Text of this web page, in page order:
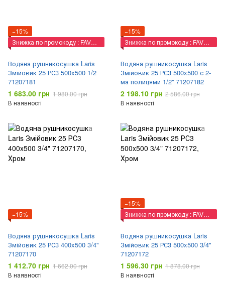
−15%
Знижка по промокоду : FAVORIT
Водяна рушникосушка Laris
Змійовик 25 РС3 500x500 1/2
71207181
1 683.00 грн 1 980.00 грн
В наявності
−15%
Знижка по промокоду : FAVORIT
Водяна рушникосушка Laris
Змійовик 25 РС3 500x500 с 2-
ма полицями 1/2'' 71207182
2 198.10 грн 2 586.00 грн
В наявності
−15%
Водяна рушникосушка Laris
Змійовик 25 РС3 400x500 3/4"
71207170
1 412.70 грн 1 662.00 грн
В наявності
−15%
Знижка по промокоду : FAVORIT
Водяна рушникосушка Laris
Змійовик 25 РС3 500x500 3/4"
71207172
1 596.30 грн 1 878.00 грн
В наявності